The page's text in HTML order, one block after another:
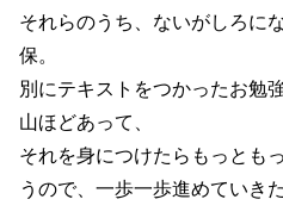
それらのうち、ないがしろに
保。
別にテキストをつかったお勉
山ほどあって、
それを身につけたらもっとも
うので、一歩一歩進めていき